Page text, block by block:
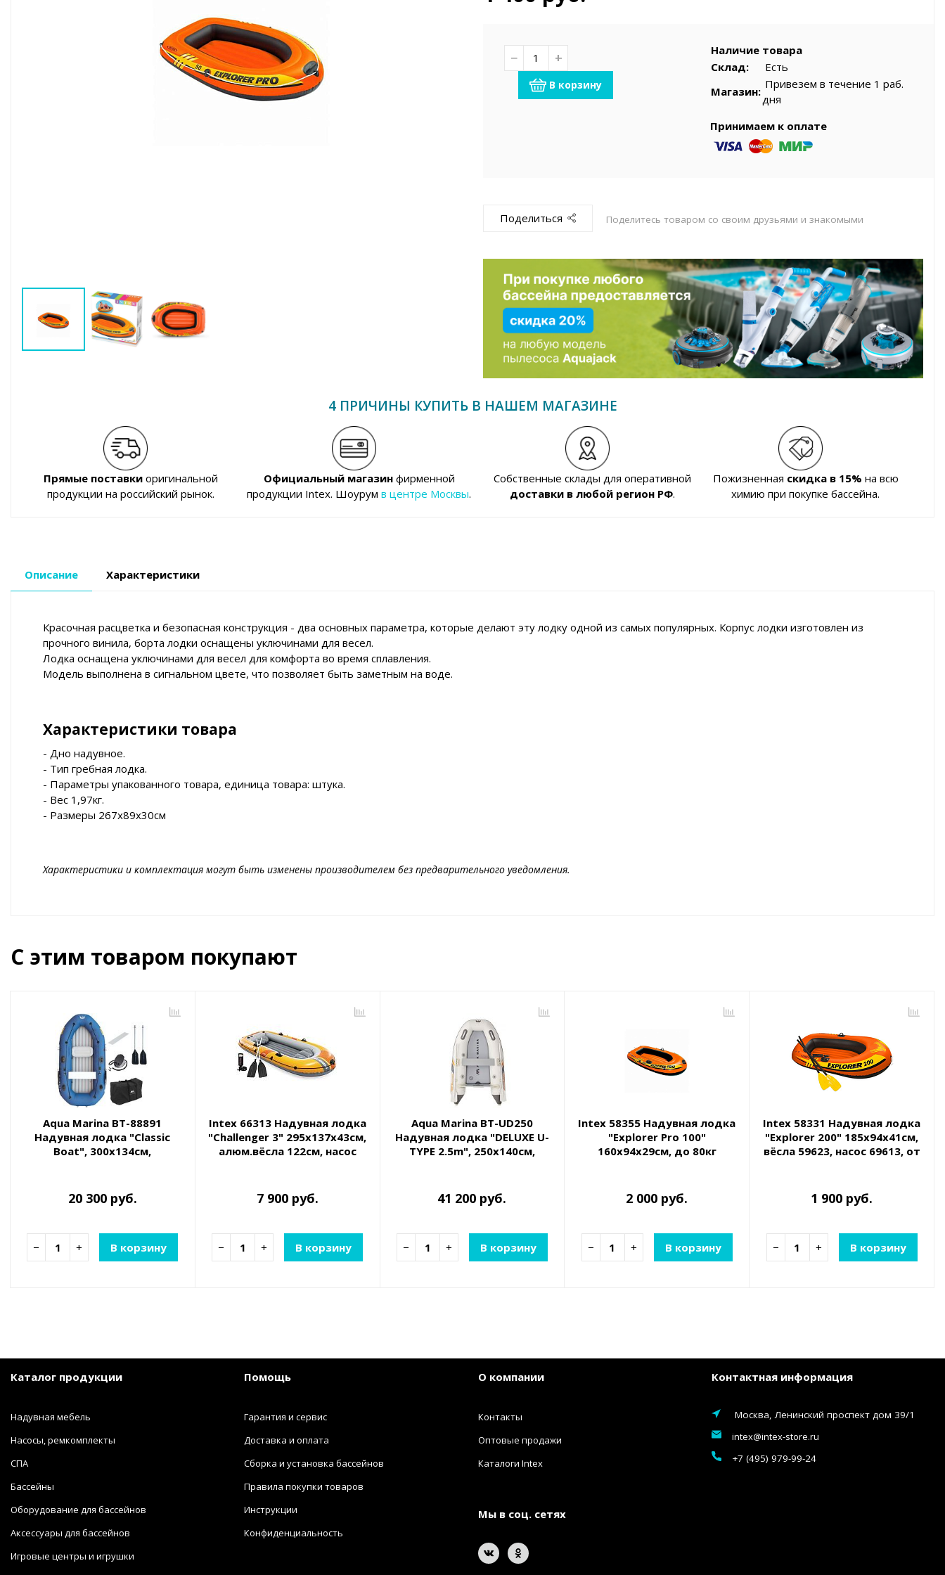
− +
В корзину
Наличие товара
Склад:
Есть
Магазин:
Привезем в течение 1 раб.
дня
Принимаем к оплате
Поделиться Поделитесь товаром со своим друзьями и знакомыми
4 ПРИЧИНЫ КУПИТЬ В НАШЕМ МАГАЗИНЕ
Прямые поставкиоригинальной
продукции на российский рынок.
Официальный магазинфирменной
продукции Intex. Шоурумв центре Москвы.
Собственные склады для оперативной
доставки в любой регион РФ.
Пожизненная скидка в 15% на всю
химию при покупке бассейна.
Описание Характеристики
Красочная расцветка и безопасная конструкция - два основных параметра, которые делают эту лодку одной из самых популярных. Корпус лодки изготовлен из
прочного винила, борта лодки оснащены уключинами для весел.
Лодка оснащена уключинами для весел для комфорта во время сплавления.
Модель выполнена в сигнальном цвете, что позволяет быть заметным на воде.
Характеристики товара
- Дно надувное.
- Тип гребная лодка.
- Параметры упакованного товара, единица товара: штука.
- Вес 1,97кг.
- Размеры 267х89х30см
Характеристики и комплектация могут быть изменены производителем без предварительного уведомления.
С этим товаром покупают
Aqua Marina BT-88891
Надувная лодка "Classic
Boat", 300х134см,
эл.мотор)
20 300 руб.
− + В корзину
Intex 66313 Надувная лодка
"Challenger 3" 295х137х43см,
алюм.вёсла 122см, насос
7 900 руб.
− + В корзину
Aqua Marina BT-UD250
Надувная лодка "DELUXE U-
TYPE 2.5m", 250х140см,
41 200 руб.
− + В корзину
Intex 58355 Надувная лодка
"Explorer Pro 100"
160х94х29см, до 80кг
2 000 руб.
− + В корзину
Intex 58331 Надувная лодка
"Explorer 200" 185х94х41см,
вёсла 59623, насос 69613, от
1 900 руб.
− + В корзину
Каталог продукции
Надувная мебель
Насосы, ремкомплекты
СПА
Бассейны
Оборудование для бассейнов
Аксессуары для бассейнов
Игровые центры и игрушки
Помощь
Гарантия и сервис
Доставка и оплата
Сборка и установка бассейнов
Правила покупки товаров
Инструкции
Конфиденциальность
О компании
Контакты
Оптовые продажи
Каталоги Intex
Мы в соц. сетях
Контактная информация
Москва, Ленинский проспект дом 39/1
intex@intex-store.ru
+7 (495) 979-99-24